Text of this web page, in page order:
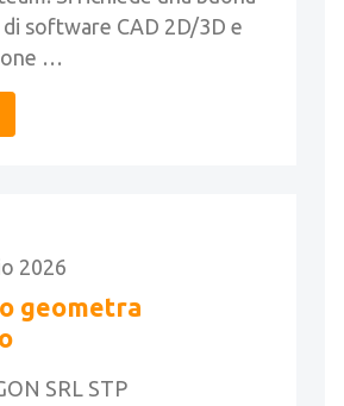
software CAD 2D/3D e
…
2026
geometra
SRL STP